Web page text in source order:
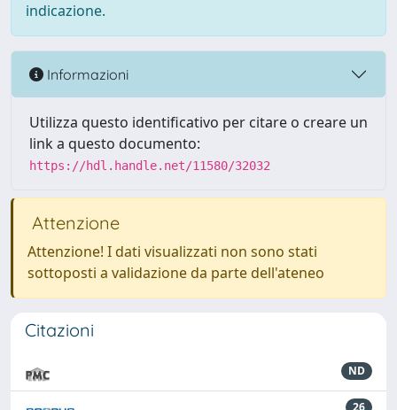
indicazione.
Informazioni
Utilizza questo identificativo per citare o creare un
link a questo documento:
https://hdl.handle.net/11580/32032
Attenzione
Attenzione! I dati visualizzati non sono stati
sottoposti a validazione da parte dell'ateneo
Citazioni
ND